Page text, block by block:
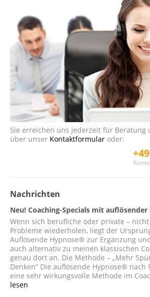
Sie erreichen uns jederzeit für Beratung
über unser Kontaktformular oder:
Nachrichten
Neu! Coaching-Specials mit auflösender
Wenn sich berufliche oder private –
Probleme wiederholen, liegt der
Auflösende Hypnose® zur Ergänzung
auch alternativ zu meinen klassischen
genau dort an. Die Methode – „Mehr
Denken“ Die auflösende Hypnose® nach
eine sehr wirkungsvolle Methode im
lesen